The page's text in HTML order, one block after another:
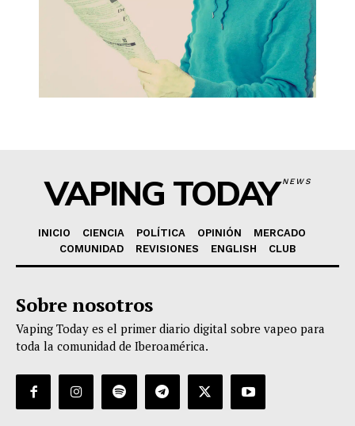
VAPING TODAYNEWS
INICIO CIENCIA POLÍTICA OPINIÓN
MERCADO
COMUNIDAD
REVISIONES ENGLISH CLUB
Sobre nosotros
Vaping Today es el primer diario digital sobre vapeo para
toda la comunidad de Iberoamérica.